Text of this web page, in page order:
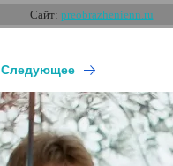
Сайт: preobrazhenienn.ru
Следующее